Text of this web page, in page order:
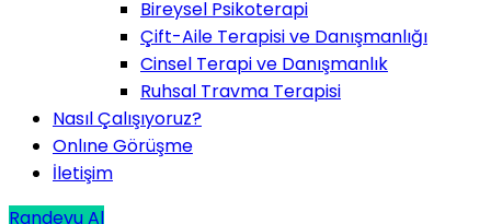
Bireysel Psikoterapi
Çift-Aile Terapisi ve Danışmanlığı
Cinsel Terapi ve Danışmanlık
Ruhsal Travma Terapisi
Nasıl Çalışıyoruz?
Onlıne Görüşme
İletişim
Randevu Al